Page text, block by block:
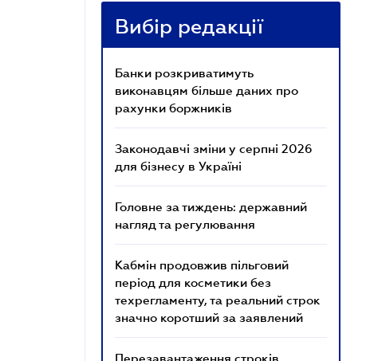
Вибір редакції
Банки розкриватимуть
виконавцям більше даних про
рахунки боржників
Законодавчі зміни у серпні 2026
для бізнесу в Україні
Головне за тиждень: державний
нагляд та регулювання
Кабмін продовжив пільговий
період для косметики без
техрегламенту, та реальний строк
значно коротший за заявлений
Перезавантаження строків